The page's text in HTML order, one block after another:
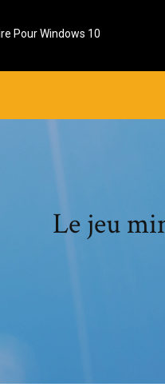
Pour Windows 10
Le jeu